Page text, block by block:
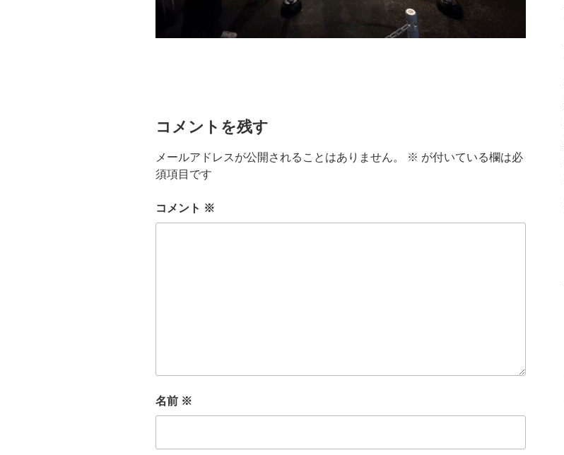
コメントを残す
メールアドレスが公開されることはありません。 ※ が付いている欄は必
須項目です
コメント ※
名前 ※